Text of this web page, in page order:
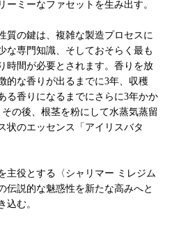
ミーなファセットを生み出す。
質の鍵は、複雑な製造プロセスに
な専門知識、そしておそらく最も
時間が必要とされます。香りを放
的な香りが出るまでに3年、収穫
る香りになるまでにさらに3年かか
の後、根茎を粉にして水蒸気蒸留
状のエッセンス「アイリスバタ
主役とする〈シャリマー ミレジム
伝説的な魅惑性を新たな高みへと
込む。